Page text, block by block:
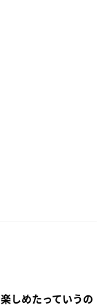
しめたっていうの